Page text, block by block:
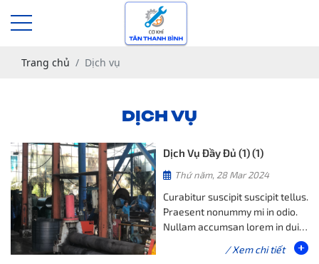
Trang chủ Dịch vụ
DỊCH VỤ
Dịch Vụ Đầy Đủ (1) (1)
Thứ năm, 28 Mar 2024
Curabitur suscipit suscipit tellus.
Praesent nonummy mi in odio.
Nullam accumsan lorem in dui.
Quisque id mi. Suspendisse non
nisl sit amet velit hendrerit
/ Xem chi tiết